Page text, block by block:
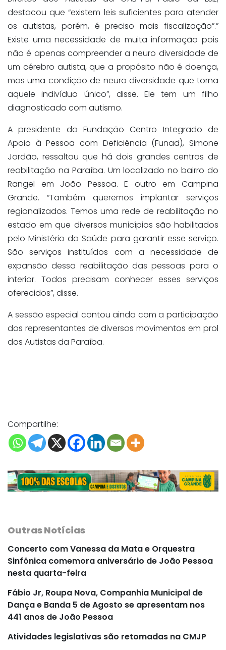
destacou que “existem leis suficientes para atender
os autistas, porém, é preciso mais fiscalização”.”
Existe uma necessidade de muita informação pois
não é apenas compreender a neuro diversidade de
um cérebro autista, que a propósito não é doença,
mas uma condição de neuro diversidade que torna
aquele indivíduo único”, disse. Ele tem um filho
diagnosticado com autismo.
A presidente da Fundação Centro Integrado de
Apoio à Pessoa com Deficiência (Funad), Simone
Jordão, ressaltou que há dois grandes centros de
reabilitação na Paraíba. Um localizado no bairro do
Rangel em João Pessoa. E outro em Campina
Grande. “Também queremos implantar serviços
regionalizados. Temos uma rede de reabilitação no
estado em que diversos municípios são habilitados
pelo Ministério da Saúde para garantir esse serviço.
São serviços instituídos com a necessidade de
expansão dessa reabilitação das pessoas para o
interior. Todos precisam conhecer esses serviços
oferecidos”, disse.
A sessão especial contou ainda com a participação
dos representantes de diversos movimentos em prol
dos Autistas da Paraíba.
Compartilhe:
Outras Notícias
Concerto com Vanessa da Mata e Orquestra
Sinfônica comemora aniversário de João Pessoa
nesta quarta-feira
Fábio Jr, Roupa Nova, Companhia Municipal de
Dança e Banda 5 de Agosto se apresentam nos
441 anos de João Pessoa
Atividades legislativas são retomadas na CMJP